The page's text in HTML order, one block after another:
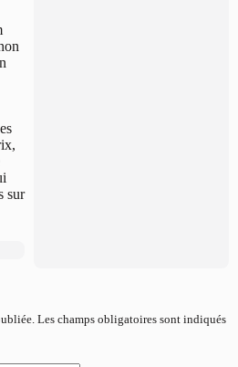
sur
Les champs obligatoires sont indiqués